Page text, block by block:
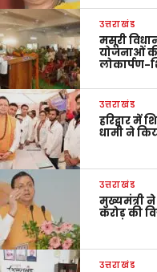
उत्तराखंड
मसूरी
योजनाओं
लोकार्पण-
उत्तराखंड
हरिद्वार में
धामी ने
उत्तराखंड
मुख्यमंत्री
करोड़ की
उत्तराखंड